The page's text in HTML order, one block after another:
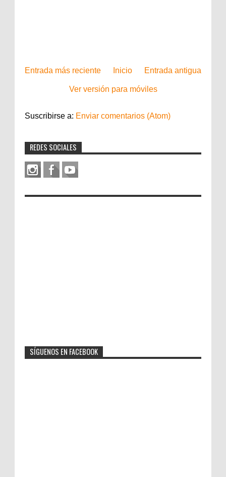
Entrada más reciente Entrada antigua
Inicio
Ver versión para móviles
Suscribirse a: Enviar comentarios (Atom)
REDES SOCIALES
SÍGUENOS EN FACEBOOK